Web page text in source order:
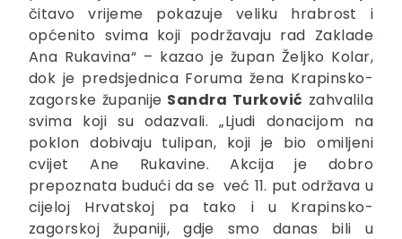
čitavo vrijeme pokazuje veliku hrabrost i
općenito svima koji podržavaju rad Zaklade
Ana Rukavina“ – kazao je župan Željko Kolar,
dok je predsjednica Foruma žena Krapinsko-
zagorske županije Sandra Turković zahvalila
svima koji su odazvali. „Ljudi donacijom na
poklon dobivaju tulipan, koji je bio omiljeni
cvijet Ane Rukavine. Akcija je dobro
prepoznata budući da se već 11. put održava u
cijeloj Hrvatskoj pa tako i u Krapinsko-
zagorskoj županiji, gdje smo danas bili u